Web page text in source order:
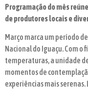
Programação do mês
de produtores locais e
Março marca um período
Nacional do Iguaçu. Com
temperaturas, a unidade
momentos de
experiências mais